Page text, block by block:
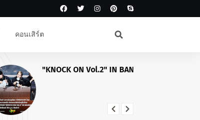
คอนเสิร์ต
"KNOCK ON Vol.2" IN BANGKOK!